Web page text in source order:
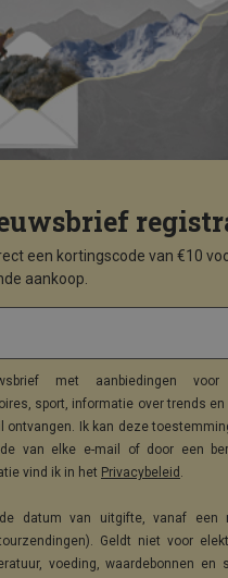
een kortingscode van €10
aankoop.
met aanbiedingen voor
sport, informatie over trends
ontvangen. Ik kan deze
van elke e-mail of door een
vind ik in het Privacybeleid .
datum van uitgifte, vanaf een
Geldt niet voor
voeding, waardebonnen en